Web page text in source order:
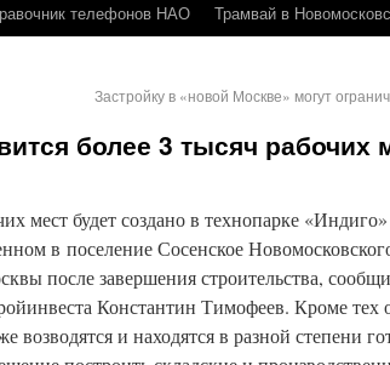
телефонов НАО Трамвай в
Застройку в «новой Москве» могут
более 3 тысяч рабочих
мест будет создано в технопарке «Индиго»
в поселение Сосенское
после завершения строительства,
Константин Тимофеев. Кроме тех
возводятся и находятся в разной степени